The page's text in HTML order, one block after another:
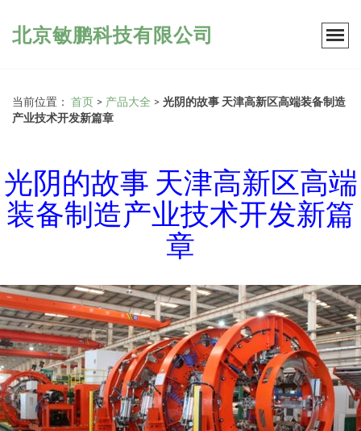
北京敏鹏科技有限公司
当前位置： 首页 > 产品大全 > 光阴的故事 天津高新区高端装备制造
产业技术开发新篇章
光阴的故事 天津高新区高端
装备制造产业技术开发新篇
章